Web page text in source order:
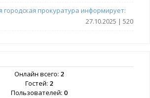
городская прокуратура информирует:
27.10.2025 | 520
Онлайн всего: 2
Гостей: 2
Пользователей: 0